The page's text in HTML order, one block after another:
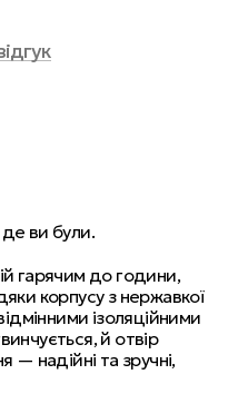
ви були.
гарячим до години,
корпусу з нержавкої
ізоляційними
й отвір
— надійні та зручні,